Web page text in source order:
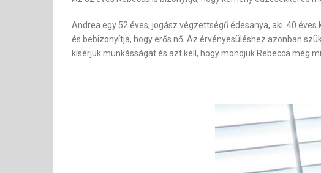
Andrea egy 52 éves, jogász végzettségű édesanya, aki 40
és bebizonyítja, hogy erős nő. Az érvényesüléshez azonban
kísérjük munkásságát és azt kell, hogy mondjuk Rebecca még